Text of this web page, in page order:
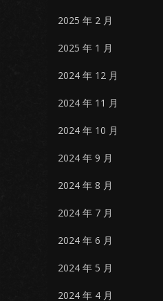
2025 年 2 月
2025 年 1 月
2024 年 12 月
2024 年 11 月
2024 年 10 月
2024 年 9 月
2024 年 8 月
2024 年 7 月
2024 年 6 月
2024 年 5 月
2024 年 4 月